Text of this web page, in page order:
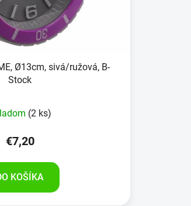
Ø13cm, sivá/ružová, B-
Stock
(2 ks)
€7,20
KOŠÍKA